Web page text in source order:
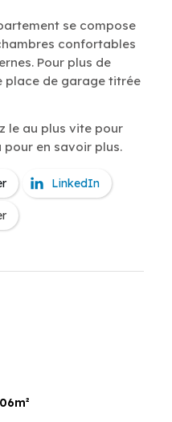
se compose
confortables
Pour plus de
place de garage titrée
le au plus vite pour
en savoir plus.
LinkedIn